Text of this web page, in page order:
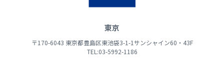
東京
〒170-6043 東京都豊島区東池袋3-1-1サンシャイン60・43F
TEL:03-5992-1186